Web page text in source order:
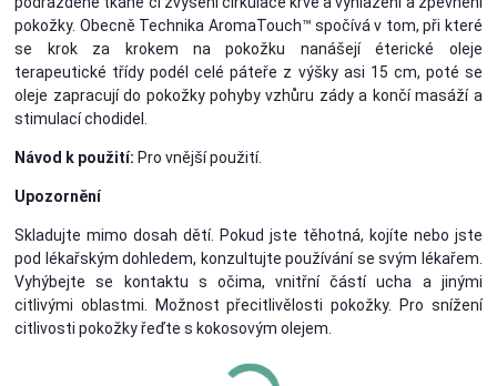
pokožky. Obecně Technika AromaTouch™ spočívá v tom, při které
se krok za krokem na pokožku nanášejí éterické oleje
terapeutické třídy podél celé páteře z výšky asi 15 cm, poté se
oleje zapracují do pokožky pohyby vzhůru zády a končí masáží a
stimulací chodidel.
Návod k použití: Pro vnější použití.
Upozornění
Skladujte mimo dosah dětí. Pokud jste těhotná, kojíte nebo jste
pod lékařským dohledem, konzultujte používání se svým lékařem.
Vyhýbejte se kontaktu s očima, vnitřní částí ucha a jinými
citlivými oblastmi. Možnost přecitlivělosti pokožky. Pro snížení
citlivosti pokožky řeďte s kokosovým olejem.